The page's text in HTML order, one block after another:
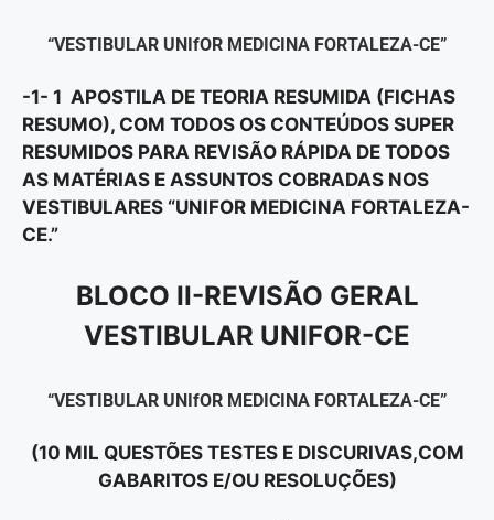
“VESTIBULAR UNIfOR MEDICINA FORTALEZA-CE”
-1- 1 APOSTILA DE TEORIA RESUMIDA (FICHAS
RESUMO), COM TODOS OS CONTEÚDOS SUPER
RESUMIDOS PARA REVISÃO RÁPIDA DE TODOS
AS MATÉRIAS E ASSUNTOS COBRADAS NOS
VESTIBULARES “UNIFOR MEDICINA FORTALEZA-
CE.”
BLOCO II-REVISÃO GERAL
VESTIBULAR UNIFOR-CE
“VESTIBULAR UNIfOR MEDICINA FORTALEZA-CE”
(10 MIL QUESTÕES TESTES E DISCURIVAS,COM
GABARITOS E/OU RESOLUÇÕES)